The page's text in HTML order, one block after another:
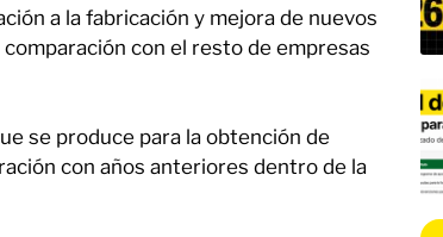
a la fabricación y mejora de nuevos
con el resto de empresas
se produce para la obtención de
con años anteriores dentro de la